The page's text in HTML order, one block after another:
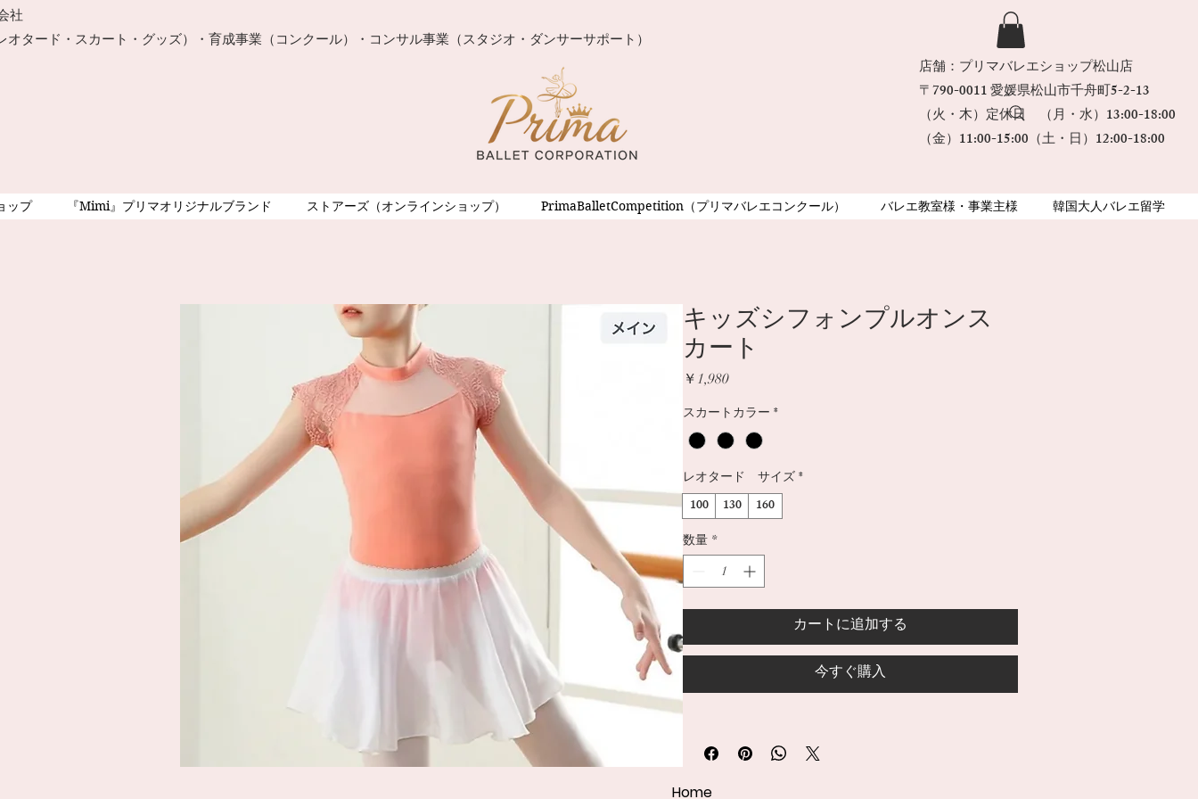
社
オタード・スカート・グッズ）・育成事業（コンクール）・コンサル事業（スタジオ・ダンサーサポート）
店舗：プリマバレエショップ松山店
〒790-0011​ 愛媛県松山市千舟町5-2-13
（火・木）定休日 （月・水）13:00-18:00
（金）11:00-15:00（土・日）12:00-18:00
ップ 『Mimi』プリマオリジナルブランド ストアーズ（オンラインショップ） PrimaBalletCompetition（プリマバレエコンクール） バレエ教室様・事業主様 韓国大人バレエ留学
キッズシフォンプルオンス
カート
￥1,980価格
スカートカラー *
レオタード サイズ*
100
130 160
数量 *
カートに追加する
今すぐ購入
Home